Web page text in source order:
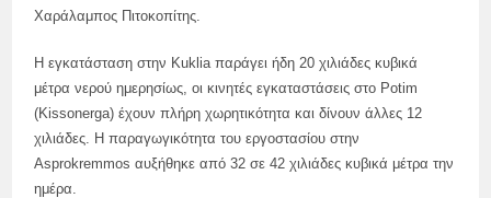
Χαράλαμπος Πιτοκοπίτης.
Η εγκατάσταση στην Kuklia παράγει ήδη 20 χιλιάδες κυβικά
μέτρα νερού ημερησίως, οι κινητές εγκαταστάσεις στο Potim
(Kissonerga) έχουν πλήρη χωρητικότητα και δίνουν άλλες 12
χιλιάδες. Η παραγωγικότητα του εργοστασίου στην
Asprokremmos αυξήθηκε από 32 σε 42 χιλιάδες κυβικά μέτρα την
ημέρα.